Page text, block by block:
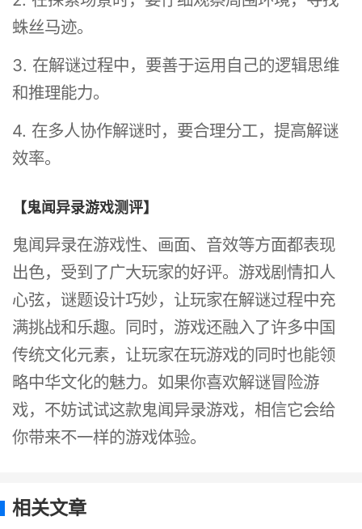
蛛丝马迹。
3. 在解谜过程中，要善于运用自己的逻辑思维
和推理能力。
4. 在多人协作解谜时，要合理分工，提高解谜
效率。
【鬼闻异录游戏测评】
鬼闻异录在游戏性、画面、音效等方面都表现
出色，受到了广大玩家的好评。游戏剧情扣人
心弦，谜题设计巧妙，让玩家在解谜过程中充
满挑战和乐趣。同时，游戏还融入了许多中国
传统文化元素，让玩家在玩游戏的同时也能领
略中华文化的魅力。如果你喜欢解谜冒险游
戏，不妨试试这款鬼闻异录游戏，相信它会给
你带来不一样的游戏体验。
相关文章